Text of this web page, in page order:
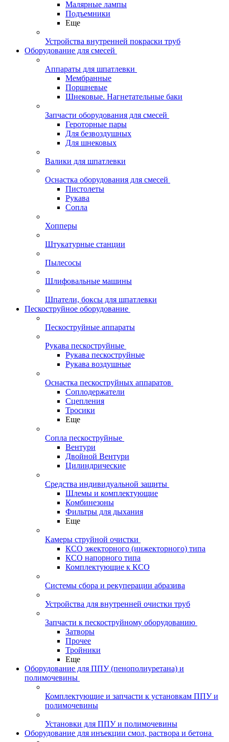
Малярные лампы
Подъемники
Еще
Устройства внутренней покраски труб
Оборудование для смесей
Аппараты для шпатлевки
Мембранные
Поршневые
Шнековые. Нагнетательные баки
Запчасти оборудования для смесей
Героторные пары
Для безвоздушных
Для шнековых
Валики для шпатлевки
Оснастка оборудования для смесей
Пистолеты
Рукава
Сопла
Хопперы
Штукатурные станции
Пылесосы
Шлифовальные машины
Шпатели, боксы для шпатлевки
Пескоструйное оборудование
Пескоструйные аппараты
Рукава пескоструйные
Рукава пескоструйные
Рукава воздушные
Оснастка пескоструйных аппаратов
Соплодержатели
Сцепления
Тросики
Еще
Сопла пескоструйные
Вентури
Двойной Вентури
Цилиндрические
Средства индивидуальной защиты
Шлемы и комплектующие
Комбинезоны
Фильтры для дыхания
Еще
Камеры струйной очистки
КСО эжекторного (инжекторного) типа
КСО напорного типа
Комплектующие к КСО
Системы сбора и рекуперации абразива
Устройства для внутренней очистки труб
Запчасти к пескоструйному оборудованию
Затворы
Прочее
Тройники
Еще
Оборудование для ППУ (пенополиуретана) и
полимочевины
Комплектующие и запчасти к установкам ППУ и
полимочевины
Установки для ППУ и полимочевины
Оборудование для инъекции смол, раствора и бетона